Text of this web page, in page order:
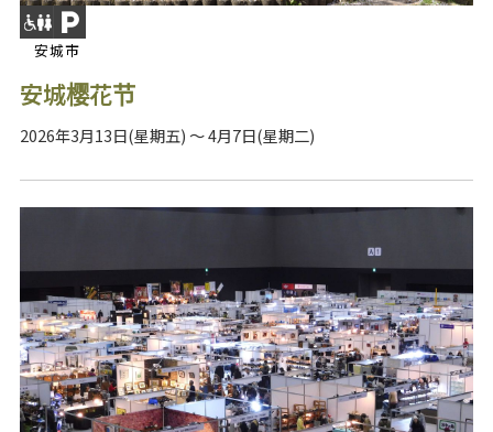
安城市
安城樱花节
2026年3月13日(星期五) ～ 4月7日(星期二)